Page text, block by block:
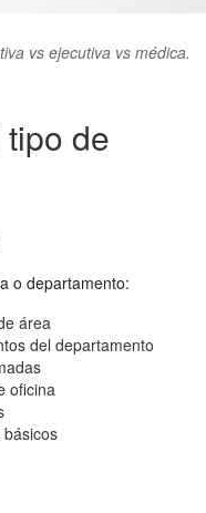
vs ejecutiva vs médica.
de
o departamento:
área
del departamento
oficina